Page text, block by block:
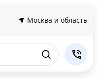
Москва и область